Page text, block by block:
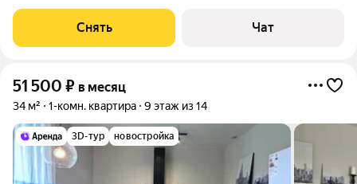
Стиральная машина Холодильник Бойлер Микроволновка
Пылесос Дом - монолитный,
Снять Чат
51 500 ₽ в месяц
34 м² 1-комн. квартира 9 этаж из 14
3D-тур новостройка